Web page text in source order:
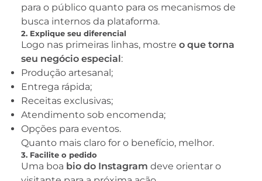
para o público quanto para os mecanismos de
busca internos da plataforma.
2. Explique seu diferencial
Logo nas primeiras linhas, mostre o que torna
seu negócio especial:
Produção artesanal;
Entrega rápida;
Receitas exclusivas;
Atendimento sob encomenda;
Opções para eventos.
Quanto mais claro for o benefício, melhor.
3. Facilite o pedido
Uma boa bio do Instagram deve orientar o